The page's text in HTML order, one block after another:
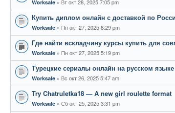
Worksale Вт окт 28, 2025 7:05 pm
Купить диплом онлайн с доставкой по
Worksale Пн окт 27, 2025 8:29 pm
Где найти вскладчину курсы купить для
Worksale Пн окт 27, 2025 5:19 pm
Турецкие сериалы онлайн на русском
Worksale Вс окт 26, 2025 5:47 am
Try Chatruletka18 — A new girl roulette format
Worksale Сб окт 25, 2025 3:31 pm